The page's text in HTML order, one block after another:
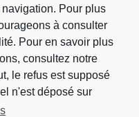
Pour plus
à consulter
Pour en savoir plus
consultez notre
le refus est supposé
n'est déposé sur
uniquement utilisée
du
Vous pouvez
désabonnement
en savoir plus sur la